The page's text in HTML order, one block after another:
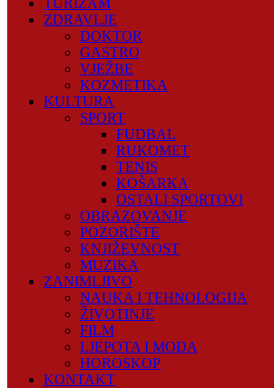
TURIZAM
ZDRAVLJE
DOKTOR
GASTRO
VJEŽBE
KOZMETIKA
KULTURA
SPORT
FUDBAL
RUKOMET
TENIS
KOŠARKA
OSTALI SPORTOVI
OBRAZOVANJE
POZORIŠTE
KNJIŽEVNOST
MUZIKA
ZANIMLJIVO
NAUKA I TEHNOLOGIJA
ŽIVOTINJE
FILM
LJEPOTA I MODA
HOROSKOP
KONTAKT